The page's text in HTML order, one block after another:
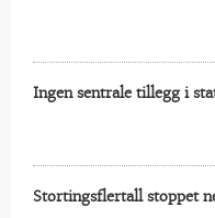
Ingen sentrale tillegg i
Stortingsflertall stoppet